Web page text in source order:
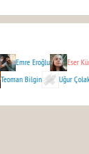
Emre Eroğlu
Eser
Teoman Bilgin Uğur